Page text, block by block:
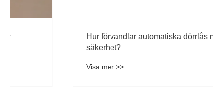
Hur förvandlar automatiska dörrlås modern